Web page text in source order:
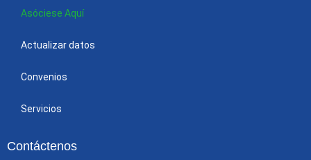
Asóciese Aquí
Actualizar datos
Convenios
Servicios
Contáctenos